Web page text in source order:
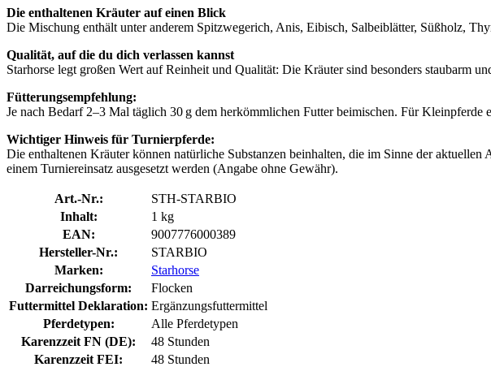
Die enthaltenen Kräuter auf einen Blick
Die Mischung enthält unter anderem Spitzwegerich, Anis, Eibisch, Salbeiblätter, Süßholz,
Qualität, auf die du dich verlassen kannst
Starhorse legt großen Wert auf Reinheit und Qualität: Die Kräuter sind besonders staubarm
Fütterungsempfehlung:
Je nach Bedarf 2–3 Mal täglich 30 g dem herkömmlichen Futter beimischen. Für
Wichtiger Hinweis für Turnierpferde:
Die enthaltenen Kräuter können natürliche Substanzen beinhalten, die im Sinne der
einem Turniereinsatz ausgesetzt werden (Angabe ohne Gewähr).
Art.-Nr.:
STH-STARBIO
Inhalt:
1 kg
EAN:
9007776000389
Hersteller-Nr.:
STARBIO
Marken:
Starhorse
Darreichungsform:
Flocken
Futtermittel Deklaration: Ergänzungsfuttermittel
Pferdetypen:
Alle Pferdetypen
Karenzzeit FN (DE):
48 Stunden
Karenzzeit FEI:
48 Stunden